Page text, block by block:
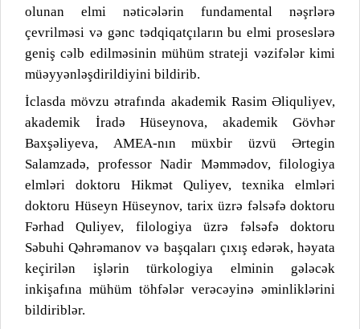
olunan elmi nəticələrin fundamental nəşrlərə
çevrilməsi və gənc tədqiqatçıların bu elmi proseslərə
geniş cəlb edilməsinin mühüm strateji vəzifələr kimi
müəyyənləşdirildiyini bildirib.
İclasda mövzu ətrafında akademik Rasim Əliquliyev,
akademik İradə Hüseynova, akademik Gövhər
Baxşəliyeva, AMEA-nın müxbir üzvü Ərtegin
Salamzadə, professor Nadir Məmmədov, filologiya
elmləri doktoru Hikmət Quliyev, texnika elmləri
doktoru Hüseyn Hüseynov, tarix üzrə fəlsəfə doktoru
Fərhad Quliyev, filologiya üzrə fəlsəfə doktoru
Səbuhi Qəhrəmanov və başqaları çıxış edərək, həyata
keçirilən işlərin türkologiya elminin gələcək
inkişafına mühüm töhfələr verəcəyinə əminliklərini
bildiriblər.